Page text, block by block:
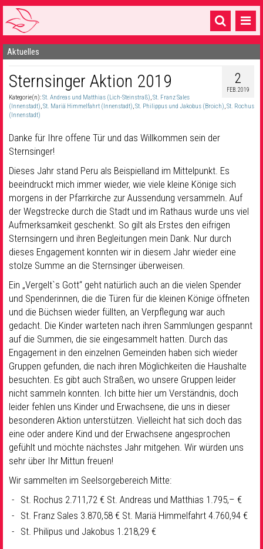
Startseite
1 Pfarrei
16 Gemeinden & mehr
Sakramente & Feste
Gemeinschaft & Soziales
Musik& Kultur
Seelsorge & Kontakt
Aktuelles
2
FEB. 2019
Sternsinger Aktion 2019
Kategorie(n):St. Andreas und Matthias (Lich-Steinstraß),St. Franz Sales
(Innenstadt),St. Mariä Himmelfahrt (Innenstadt),St. Philippus und Jakobus (Broich),St. Rochus
(Innenstadt)
Danke für Ihre offene Tür und das Willkommen sein der
Sternsinger!
Dieses Jahr stand Peru als Beispielland im Mittelpunkt. Es
beeindruckt mich immer wieder, wie viele kleine Könige sich
morgens in der Pfarrkirche zur Aussendung versammeln. Auf
der Wegstrecke durch die Stadt und im Rathaus wurde uns viel
Aufmerksamkeit geschenkt. So gilt als Erstes den eifrigen
Sternsingern und ihren Begleitungen mein Dank. Nur durch
dieses Engagement konnten wir in diesem Jahr wieder eine
stolze Summe an die Sternsinger überweisen.
Ein „Vergelt`s Gott“ geht natürlich auch an die vielen Spender
und Spenderinnen, die die Türen für die kleinen Könige öffneten
und die Büchsen wieder füllten, an Verpflegung war auch
gedacht. Die Kinder warteten nach ihren Sammlungen gespannt
auf die Summen, die sie eingesammelt hatten. Durch das
Engagement in den einzelnen Gemeinden haben sich wieder
Gruppen gefunden, die nach ihren Möglichkeiten die Haushalte
besuchten. Es gibt auch Straßen, wo unsere Gruppen leider
nicht sammeln konnten. Ich bitte hier um Verständnis, doch
leider fehlen uns Kinder und Erwachsene, die uns in dieser
besonderen Aktion unterstützen. Vielleicht hat sich doch das
eine oder andere Kind und der Erwachsene angesprochen
gefühlt und möchte nächstes Jahr mitgehen. Wir würden uns
sehr über Ihr Mittun freuen!
Wir sammelten im Seelsorgebereich Mitte:
St. Rochus 2.711,72 € St. Andreas und Matthias 1.795,– €
St. Franz Sales 3.870,58 € St. Mariä Himmelfahrt 4.760,94 €
St. Philipus und Jakobus 1.218,29 €